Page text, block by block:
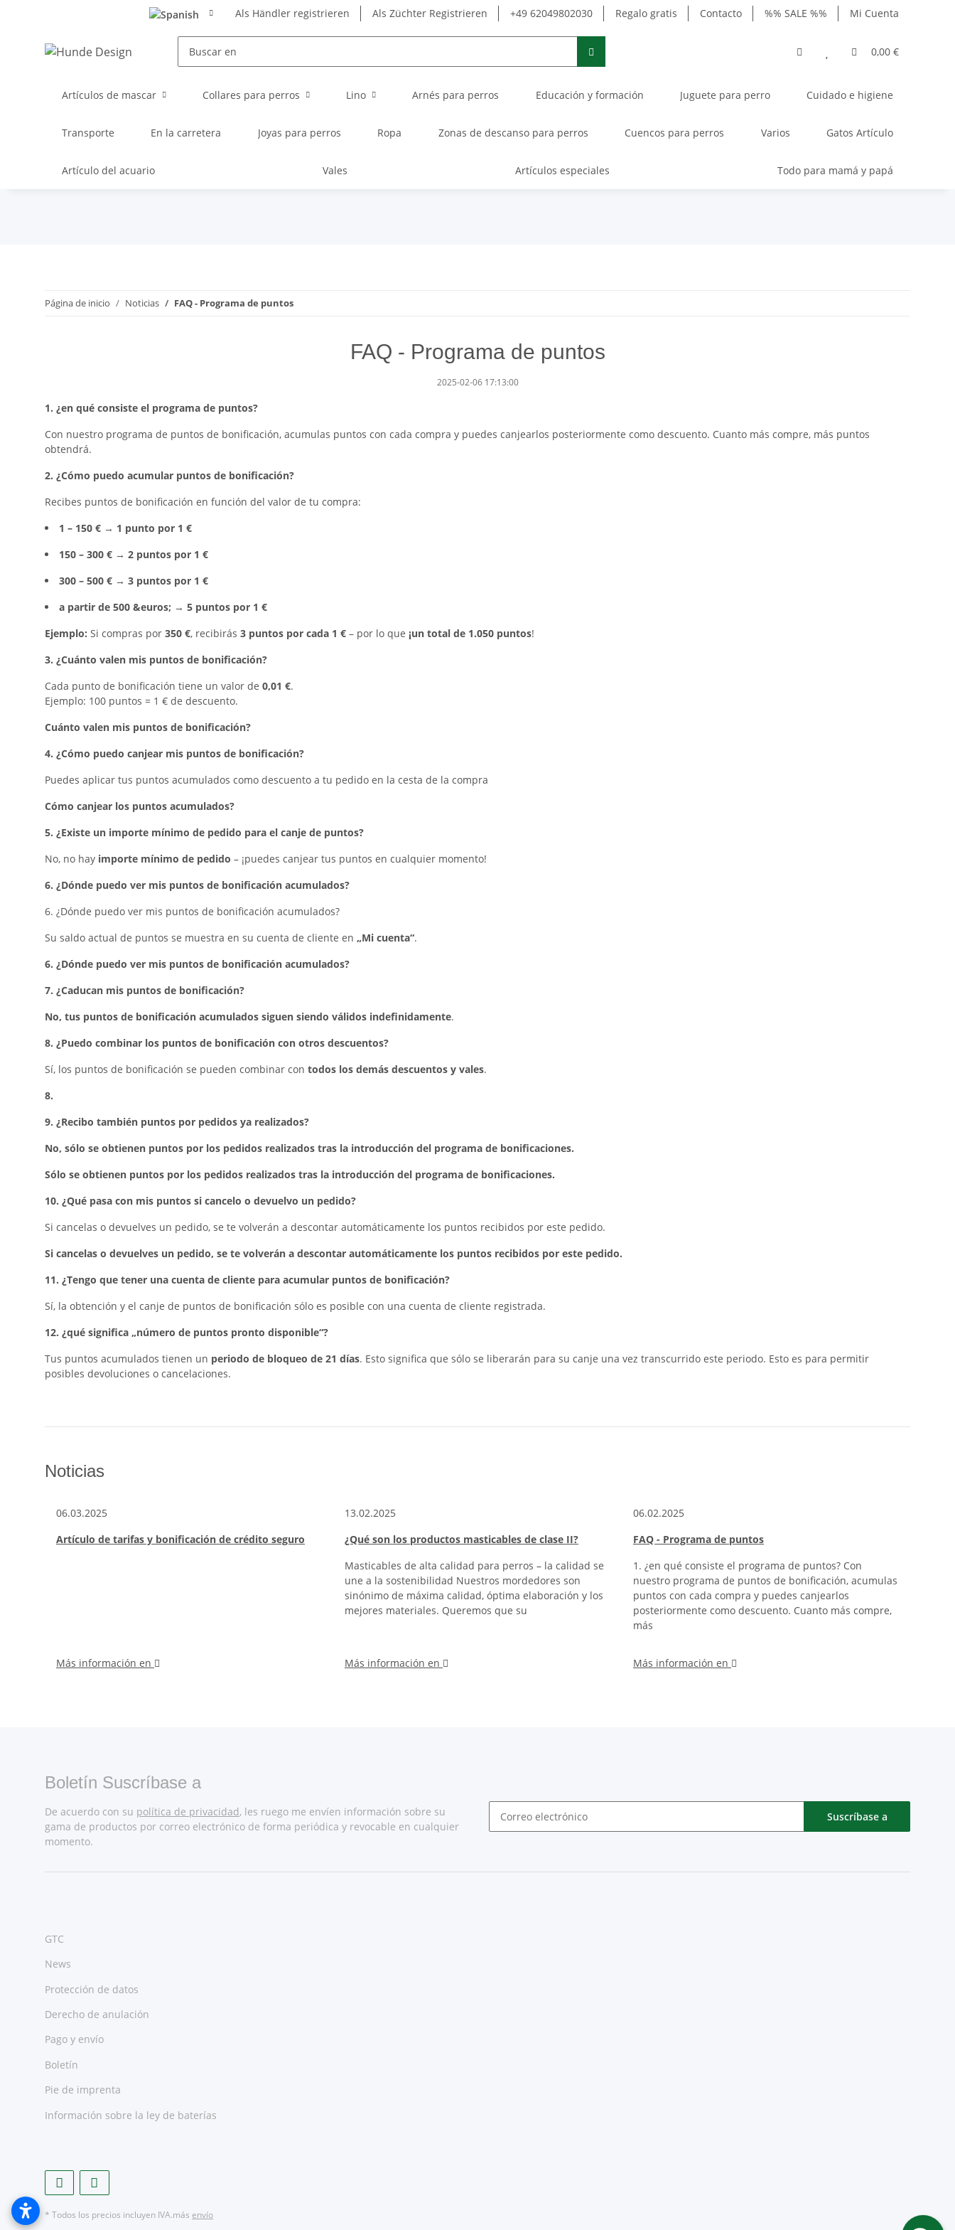
Als Händler registrieren Als Züchter Registrieren +49 62049802030 Regalo gratis Contacto %% SALE %% Mi Cuenta
0,00 €
Artículos de mascar Collares para perros Lino Arnés para perros Educación y formación Juguete para perro Cuidado e higiene
Transporte En la carretera Joyas para perros Ropa Zonas de descanso para perros Cuencos para perros Varios Gatos Artículo
Artículo del acuario Vales Artículos especiales Todo para mamá y papá
Página de inicio Noticias FAQ - Programa de puntos
FAQ - Programa de puntos
2025-02-06 17:13:00
1. ¿en qué consiste el programa de puntos?
Con nuestro programa de puntos de bonificación, acumulas puntos con cada compra y puedes canjearlos posteriormente como descuento. Cuanto más compre, más puntos
obtendrá.
2. ¿Cómo puedo acumular puntos de bonificación?
Recibes puntos de bonificación en función del valor de tu compra:
1 – 150 € → 1 punto por 1 €
150 – 300 € → 2 puntos por 1 €
300 – 500 € → 3 puntos por 1 €
a partir de 500 &euros; → 5 puntos por 1 €
Ejemplo: Si compras por 350 €, recibirás 3 puntos por cada 1 € – por lo que ¡un total de 1.050 puntos!
3. ¿Cuánto valen mis puntos de bonificación?
Cada punto de bonificación tiene un valor de 0,01 €.
Ejemplo: 100 puntos = 1 € de descuento.
Cuánto valen mis puntos de bonificación?
4. ¿Cómo puedo canjear mis puntos de bonificación?
Puedes aplicar tus puntos acumulados como descuento a tu pedido en la cesta de la compra
Cómo canjear los puntos acumulados?
5. ¿Existe un importe mínimo de pedido para el canje de puntos?
No, no hay importe mínimo de pedido – ¡puedes canjear tus puntos en cualquier momento!
6. ¿Dónde puedo ver mis puntos de bonificación acumulados?
6. ¿Dónde puedo ver mis puntos de bonificación acumulados?
Su saldo actual de puntos se muestra en su cuenta de cliente en „Mi cuenta“.
6. ¿Dónde puedo ver mis puntos de bonificación acumulados?
7. ¿Caducan mis puntos de bonificación?
No, tus puntos de bonificación acumulados siguen siendo válidos indefinidamente.
8. ¿Puedo combinar los puntos de bonificación con otros descuentos?
Sí, los puntos de bonificación se pueden combinar con todos los demás descuentos y vales.
8.
9. ¿Recibo también puntos por pedidos ya realizados?
No, sólo se obtienen puntos por los pedidos realizados tras la introducción del programa de bonificaciones.
Sólo se obtienen puntos por los pedidos realizados tras la introducción del programa de bonificaciones.
10. ¿Qué pasa con mis puntos si cancelo o devuelvo un pedido?
Si cancelas o devuelves un pedido, se te volverán a descontar automáticamente los puntos recibidos por este pedido.
Si cancelas o devuelves un pedido, se te volverán a descontar automáticamente los puntos recibidos por este pedido.
11. ¿Tengo que tener una cuenta de cliente para acumular puntos de bonificación?
Sí, la obtención y el canje de puntos de bonificación sólo es posible con una cuenta de cliente registrada.
12. ¿qué significa „número de puntos pronto disponible“?
Tus puntos acumulados tienen un periodo de bloqueo de 21 días. Esto significa que sólo se liberarán para su canje una vez transcurrido este periodo. Esto es para permitir
posibles devoluciones o cancelaciones.
Noticias
06.03.2025
Artículo de tarifas y bonificación de crédito seguro
Más información en
13.02.2025
¿Qué son los productos masticables de clase II?
Masticables de alta calidad para perros – la calidad se
une a la sostenibilidad Nuestros mordedores son
sinónimo de máxima calidad, óptima elaboración y los
mejores materiales. Queremos que su
Más información en
06.02.2025
FAQ - Programa de puntos
1. ¿en qué consiste el programa de puntos? Con
nuestro programa de puntos de bonificación, acumulas
puntos con cada compra y puedes canjearlos
posteriormente como descuento. Cuanto más compre,
más
Más información en
Boletín Suscríbase a
De acuerdo con su política de privacidad, les ruego me envíen información sobre su
gama de productos por correo electrónico de forma periódica y revocable en cualquier
momento.
Suscríbase a
GTC
News
Protección de datos
Derecho de anulación
Pago y envío
Boletín
Pie de imprenta
Información sobre la ley de baterías
* Todos los precios incluyen IVA.más envío